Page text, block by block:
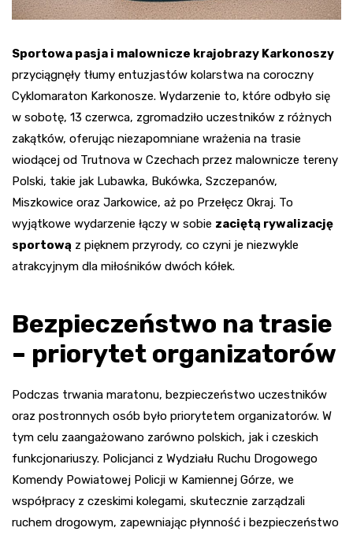
Sportowa pasja i malownicze krajobrazy Karkonoszy
przyciągnęły tłumy entuzjastów kolarstwa na coroczny
Cyklomaraton Karkonosze. Wydarzenie to, które odbyło się
w sobotę, 13 czerwca, zgromadziło uczestników z różnych
zakątków, oferując niezapomniane wrażenia na trasie
wiodącej od Trutnova w Czechach przez malownicze tereny
Polski, takie jak Lubawka, Bukówka, Szczepanów,
Miszkowice oraz Jarkowice, aż po Przełęcz Okraj. To
wyjątkowe wydarzenie łączy w sobie zaciętą rywalizację
sportową z pięknem przyrody, co czyni je niezwykle
atrakcyjnym dla miłośników dwóch kółek.
Bezpieczeństwo na trasie
– priorytet organizatorów
Podczas trwania maratonu, bezpieczeństwo uczestników
oraz postronnych osób było priorytetem organizatorów. W
tym celu zaangażowano zarówno polskich, jak i czeskich
funkcjonariuszy. Policjanci z Wydziału Ruchu Drogowego
Komendy Powiatowej Policji w Kamiennej Górze, we
współpracy z czeskimi kolegami, skutecznie zarządzali
ruchem drogowym, zapewniając płynność i bezpieczeństwo